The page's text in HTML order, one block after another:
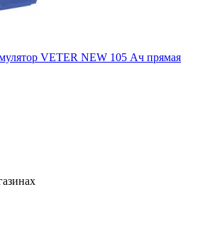
VETER NEW 105 Ач прямая